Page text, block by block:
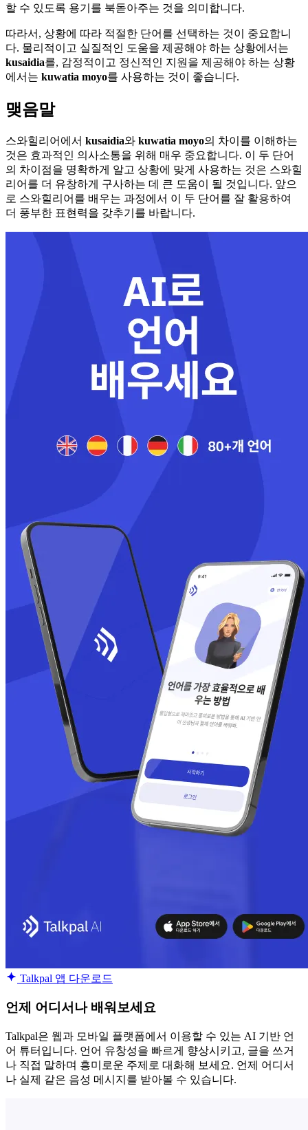
할 수 있도록 용기를 북돋아주는 것을 의미합니다.
따라서, 상황에 따라 적절한 단어를 선택하는 것이 중요합니
다. 물리적이고 실질적인 도움을 제공해야 하는 상황에서는
kusaidia를, 감정적이고 정신적인 지원을 제공해야 하는 상황
에서는 kuwatia moyo를 사용하는 것이 좋습니다.
맺음말
스와힐리어에서 kusaidia와 kuwatia moyo의 차이를 이해하는
것은 효과적인 의사소통을 위해 매우 중요합니다. 이 두 단어
의 차이점을 명확하게 알고 상황에 맞게 사용하는 것은 스와힐
리어를 더 유창하게 구사하는 데 큰 도움이 될 것입니다. 앞으
로 스와힐리어를 배우는 과정에서 이 두 단어를 잘 활용하여
더 풍부한 표현력을 갖추기를 바랍니다.
Talkpal 앱 다운로드
언제 어디서나 배워보세요
Talkpal은 웹과 모바일 플랫폼에서 이용할 수 있는 AI 기반 언
어 튜터입니다. 언어 유창성을 빠르게 향상시키고, 글을 쓰거
나 직접 말하며 흥미로운 주제로 대화해 보세요. 언제 어디서
나 실제 같은 음성 메시지를 받아볼 수 있습니다.